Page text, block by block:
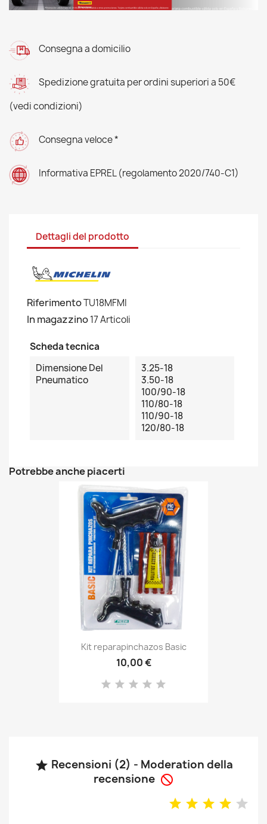
Consegna a domicilio
Spedizione gratuita per ordini superiori a 50€
(vedi condizioni)
Consegna veloce *
Informativa EPREL (regolamento 2020/740-C1)
Dettagli del prodotto
RiferimentoTU18MFMI
In magazzino17 Articoli
Scheda tecnica
Dimensione Del
Pneumatico
3.25-18
3.50-18
100/90-18
110/80-18
110/90-18
120/80-18
Potrebbe anche piacerti
Kit reparapinchazos Basic
10,00 €
 Recensioni (2) - Moderation della
recensione 